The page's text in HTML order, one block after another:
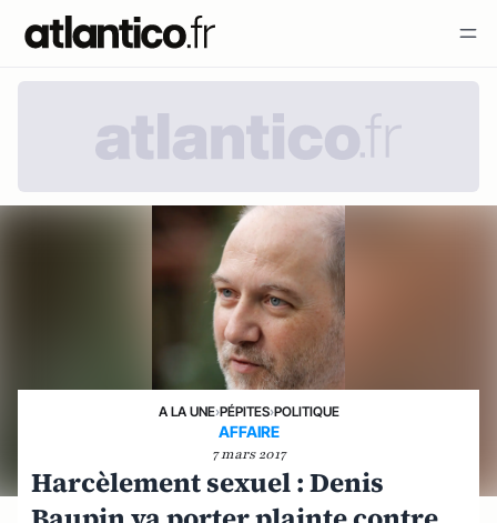
A LA UNE›PÉPITES›POLITIQUE
AFFAIRE
7 mars 2017
Harcèlement sexuel : Denis